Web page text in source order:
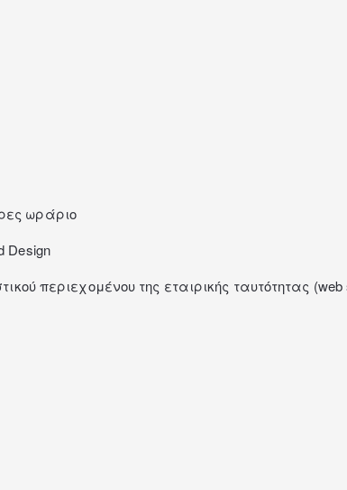
ωράριο
Design
περιεχομένου της εταιρικής ταυτότητας